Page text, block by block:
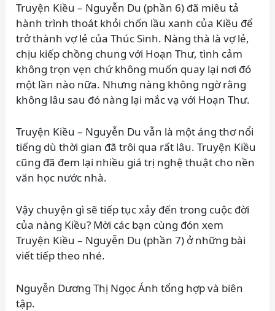
Truyện Kiều – Nguyễn Du (phần 6) đã miêu tả
hành trình thoát khỏi chốn lầu xanh của Kiều để
trở thành vợ lẻ của Thúc Sinh. Nàng thà là vợ lẻ,
chịu kiếp chồng chung với Hoạn Thư, tình cảm
không trọn vẹn chứ không muốn quay lại nơi đó
một lần nào nữa. Nhưng nàng không ngờ rằng
không lâu sau đó nàng lại mắc vạ với Hoạn Thư.
Truyện Kiều – Nguyễn Du vẫn là một áng thơ nổi
tiếng dù thời gian đã trôi qua rất lâu. Truyện Kiều
cũng đã đem lại nhiều giá trị nghệ thuật cho nền
văn học nước nhà.
Vậy chuyện gì sẽ tiếp tục xảy đến trong cuộc đời
của nàng Kiều? Mời các bạn cùng đón xem
Truyện Kiều – Nguyễn Du (phần 7) ở những bài
viết tiếp theo nhé.
Nguyễn Dương Thị Ngọc Ánh tổng hợp và biên
tập.